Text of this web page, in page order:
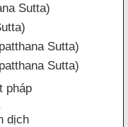
Sutta)
Sutta)
Sutta)
pháp
dịch